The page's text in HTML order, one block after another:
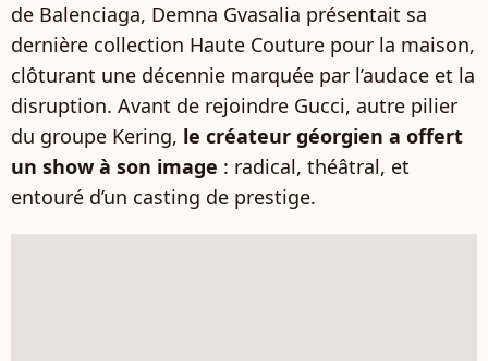
de Balenciaga, Demna Gvasalia présentait sa
dernière collection Haute Couture pour la maison,
clôturant une décennie marquée par l’audace et la
disruption. Avant de rejoindre Gucci, autre pilier
du groupe Kering, le créateur géorgien a offert
un show à son image : radical, théâtral, et
entouré d’un casting de prestige.